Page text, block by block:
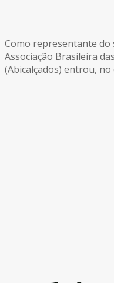
Como representante do
Associação Brasileira
(Abicalçados) entrou, no